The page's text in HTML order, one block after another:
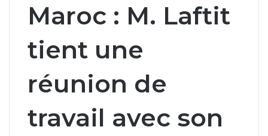
Maroc : M. Laftit
tient une
réunion de
travail avec son